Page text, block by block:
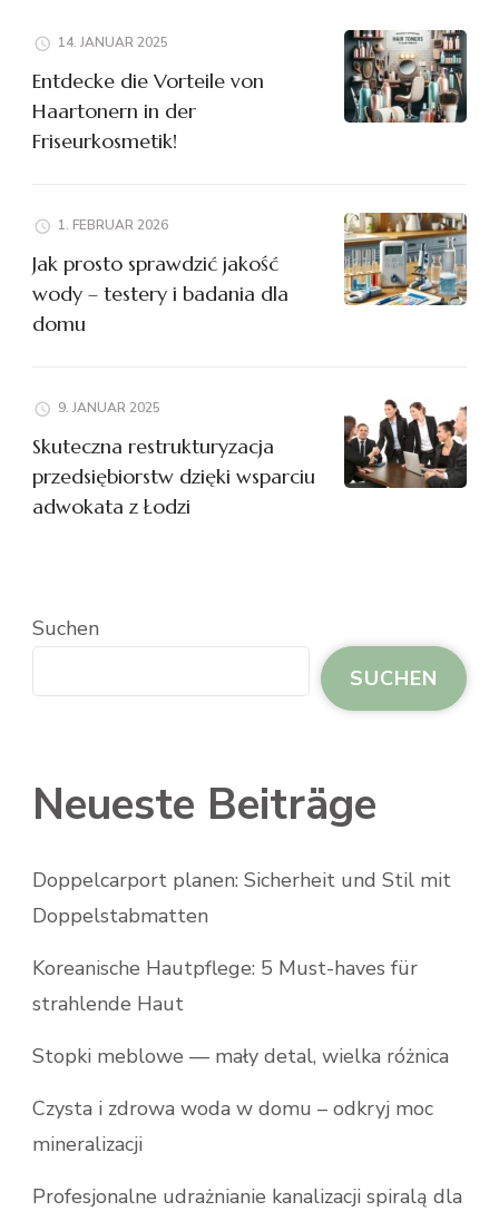
14. JANUAR 2025
Entdecke die Vorteile von
Haartonern in der
Friseurkosmetik!
1. FEBRUAR 2026
Jak prosto sprawdzić jakość
wody – testery i badania dla
domu
9. JANUAR 2025
Skuteczna restrukturyzacja
przedsiębiorstw dzięki wsparciu
adwokata z Łodzi
Suchen
SUCHEN
Neueste Beiträge
Doppelcarport planen: Sicherheit und Stil mit
Doppelstabmatten
Koreanische Hautpflege: 5 Must-haves für
strahlende Haut
Stopki meblowe — mały detal, wielka różnica
Czysta i zdrowa woda w domu – odkryj moc
mineralizacji
Profesjonalne udrażnianie kanalizacji spiralą dla